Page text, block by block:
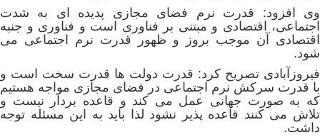
وی افزود: قدرت نرم فضای مجازی پدیده ای به شدت
اجتماعی، اقتصادی و مبتنی بر فناوری است و فناوری و جنبه
اقتصادی آن موجب بروز و ظهور قدرت نرم اجتماعی می
شود.
فیروزآبادی تصریح کرد: قدرت دولت ها قدرت سخت است و
با قدرت سرکش نرم اجتماعی در فضای مجازی مواجه هستیم
که به صورت جهانی عمل می کند و قاعده بردار نیست و
تلاش می کنند قاعده پذیر نشود لذا باید به این مسئله توجه
داشت.